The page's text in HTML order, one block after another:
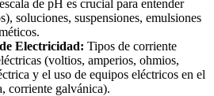
de pH es crucial para entender
soluciones, suspensiones, emulsiones
Electricidad: Tipos de corriente
(voltios, amperios, ohmios,
y el uso de equipos eléctricos en el
corriente galvánica).